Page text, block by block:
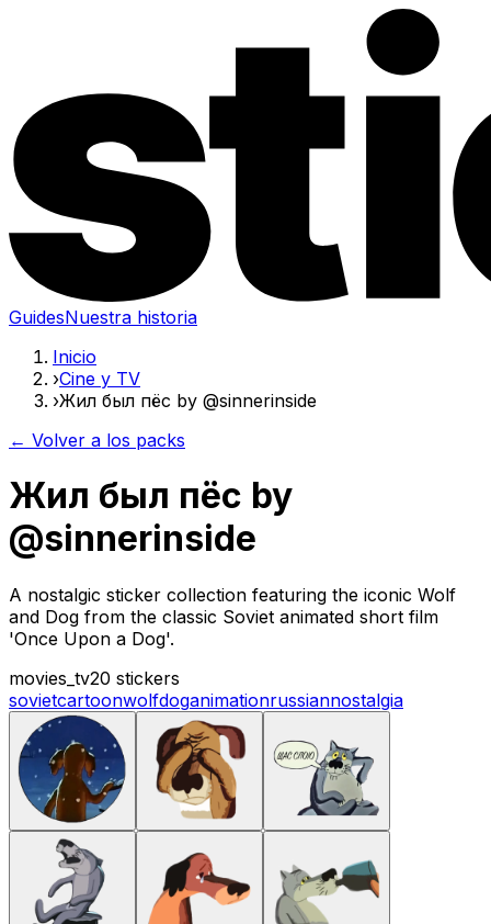
GuidesNuestra historia
Inicio
›Cine y TV
›Жил был пёс by @sinnerinside
← Volver a los packs
Жил был пёс by
@sinnerinside
A nostalgic sticker collection featuring the iconic Wolf
and Dog from the classic Soviet animated short film
'Once Upon a Dog'.
movies_tv20 stickers
sovietcartoonwolfdoganimationrussiannostalgia